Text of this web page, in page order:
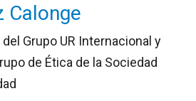
Calonge
Grupo UR Internacional y
de Ética de la Sociedad